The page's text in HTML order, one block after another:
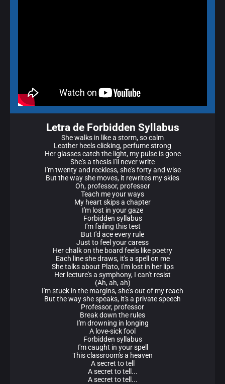
Letra de Forbidden Syllabus
She walks in like a storm, so calm
Leather heels clicking, perfume strong
Her glasses catch the light, my pulse is gone
She's a thesis I'll never write
I'm twenty and reckless, she's forty and wise
But the way she moves, it rewrites my skies
Oh, professor, professor
Teach me your ways
My heart skips a chapter
I'm lost in your gaze
Forbidden syllabus
I'm failing this test
But I'd ace every rule
Just to feel your caress
Her chalk on the board feels like poetry
Each line she draws, it's a spell on me
She talks about Plato, I'm lost in her lips
Her lecture's a symphony, I can't resist
(Ah, ah, ah)
I'm stuck in the margins, she's out of my reach
But the way she speaks, it's a private speech
Professor, professor
Break down the rules
I'm drowning in longing
A love-sick fool
Forbidden syllabus
I'm caught in your spell
This classroom's a heaven
A secret to tell
A secret to tell...
A secret to tell...